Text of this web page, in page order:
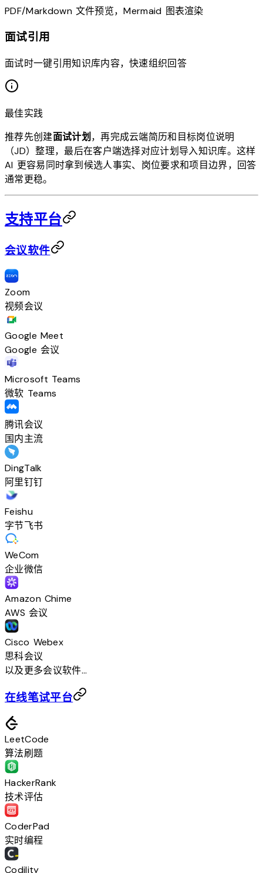
PDF/Markdown 文件预览，Mermaid 图表渲染
面试引用
面试时一键引用知识库内容，快速组织回答
最佳实践
推荐先创建面试计划，再完成云端简历和目标岗位说明
（JD）整理，最后在客户端选择对应计划导入知识库。这样
AI 更容易同时拿到候选人事实、岗位要求和项目边界，回答
通常更稳。
支持平台
会议软件
Zoom
视频会议
Google Meet
Google 会议
Microsoft Teams
微软 Teams
腾讯会议
国内主流
DingTalk
阿里钉钉
Feishu
字节飞书
WeCom
企业微信
Amazon Chime
AWS 会议
Cisco Webex
思科会议
以及更多会议软件...
在线笔试平台
LeetCode
算法刷题
HackerRank
技术评估
CoderPad
实时编程
Codility